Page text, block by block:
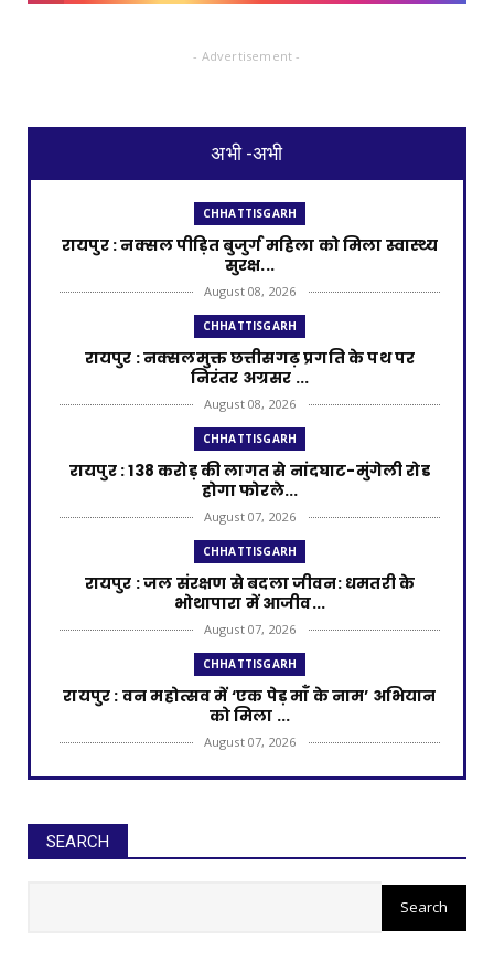
- Advertisement -
अभी -अभी
CHHATTISGARH
रायपुर : नक्सल पीड़ित बुजुर्ग महिला को मिला स्वास्थ्य
सुरक्ष...
August 08, 2026
CHHATTISGARH
रायपुर : नक्सलमुक्त छत्तीसगढ़ प्रगति के पथ पर
निरंतर अग्रसर ...
August 08, 2026
CHHATTISGARH
रायपुर : 138 करोड़ की लागत से नांदघाट-मुंगेली रोड
होगा फोरले...
August 07, 2026
CHHATTISGARH
रायपुर : जल संरक्षण से बदला जीवन: धमतरी के
भोथापारा में आजीव...
August 07, 2026
CHHATTISGARH
रायपुर : वन महोत्सव में ‘एक पेड़ माँ के नाम’ अभियान
को मिला ...
August 07, 2026
CHHATTISGARH
August 07, 2026
SEARCH
रायपुर : आरसीसी नालियों के निर्माण के